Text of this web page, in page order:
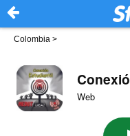
Colombia >
Web